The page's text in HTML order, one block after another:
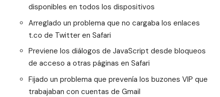
disponibles en todos los dispositivos
Arreglado un problema que no cargaba los enlaces
t.co de Twitter en Safari
Previene los diálogos de JavaScript desde bloqueos
de acceso a otras páginas en Safari
Fijado un problema que prevenía los buzones VIP que
trabajaban con cuentas de Gmail